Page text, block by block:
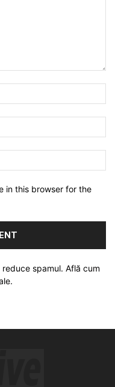
in this browser for the
spamul. Află cum
.